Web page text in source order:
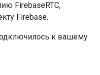
FirebaseRTC,
Firebase.
к вашему